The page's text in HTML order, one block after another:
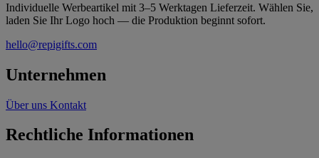
Individuelle Werbeartikel mit 3–5 Werktagen Lieferzeit. Wählen Sie,
laden Sie Ihr Logo hoch — die Produktion beginnt sofort.
hello@repigifts.com
Unternehmen
Über uns Kontakt
Rechtliche Informationen